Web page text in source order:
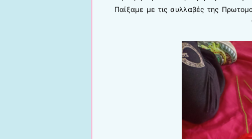
Παίξαμε με τις συλλαβές της